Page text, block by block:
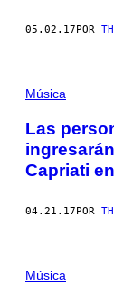
05.02.17 POR
Música
Las
Capriati
04.21.17POR
Música